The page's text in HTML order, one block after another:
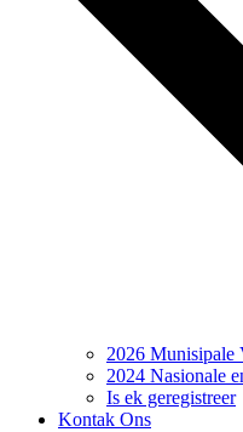
2026 Munisipale
2024 Nasionale
Is ek geregistreer
Kontak Ons